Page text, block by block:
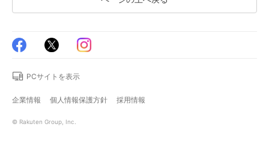
PCサイトを表示
企業情報 個人情報保護方針 採用情報
© Rakuten Group, Inc.